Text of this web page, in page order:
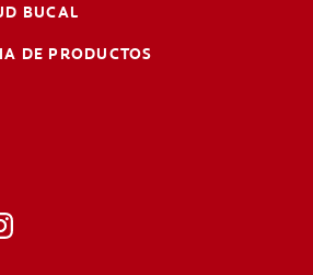
BUCAL
DE PRODUCTOS